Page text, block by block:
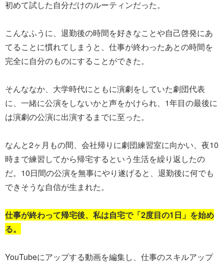
初めて試した自分だけのルーティンだった。
こんなふうに、退勤後の時間を好きなことや自己啓発にあ
てることに慣れてしまうと、仕事が終わったあとの時間を
完全に自分のものにすることができた。
そんななか、大学時代にともに演劇をしていた劇団代表
に、一緒に公演をしないかと声をかけられ、1年目の最後に
は演劇の公演に出演するまでに至った。
なんと2ヶ月もの間、会社帰りに劇団練習室に向かい、夜10
時まで練習してから帰宅するという生活を繰り返したの
だ。10日間の公演を無事にやり遂げると、退勤後に何でも
できそうな自信が生まれた。
仕事が終わって帰宅後、私は自宅で「2度目の1日」を始め
る。
YouTubeにアップする動画を編集し、仕事のスキルアップ